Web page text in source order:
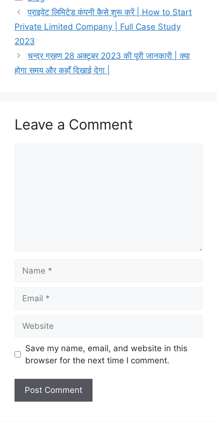
प्राइवेट लिमिटेड कंपनी कैसे शुरू करें | How to Start
Private Limited Company | Full Case Study
2023
चन्द्र ग्रहण 28 अक्टूबर 2023 की पूरी जानकारी | क्या
होगा समय और कहाँ दिखाई देगा |
Leave a Comment
Save my name, email, and website in this
browser for the next time I comment.